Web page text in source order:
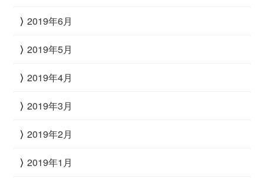
2019年6月
2019年5月
2019年4月
2019年3月
2019年2月
2019年1月